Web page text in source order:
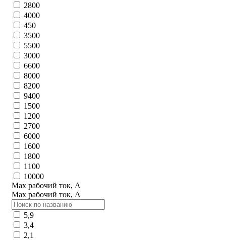
2800
4000
450
3500
5500
3000
6600
8000
8200
9400
1500
1200
2700
6000
1600
1800
1100
10000
Max рабочий ток, А
Max рабочий ток, А
5,9
3,4
2,1